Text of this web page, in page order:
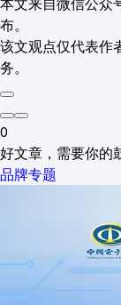
布。
该文观点仅代表作
务。
0
好文章，需要你的
品牌专题